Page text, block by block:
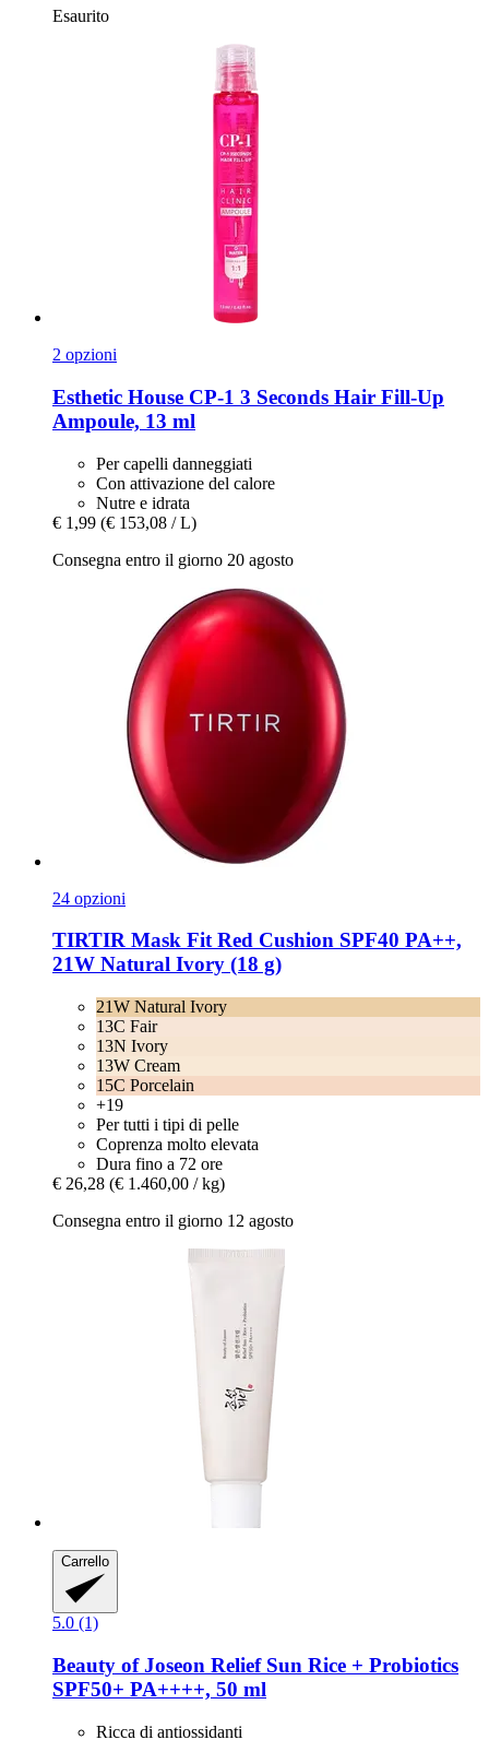
Esaurito
2 opzioni
Esthetic House CP-​1 3 Seconds Hair Fill-​Up
Ampoule, 13 ml
Per capelli danneggiati
Con attivazione del calore
Nutre e idrata
€ 1,99 (€ 153,08 / L)
Consegna entro il giorno 20 agosto
24 opzioni
TIRTIR Mask Fit Red Cushion SPF40 PA++,
21W Natural Ivory (18 g)
21W Natural Ivory
13C Fair
13N Ivory
13W Cream
15C Porcelain
+19
Per tutti i tipi di pelle
Coprenza molto elevata
Dura fino a 72 ore
€ 26,28 (€ 1.460,00 / kg)
Consegna entro il giorno 12 agosto
Carrello
5.0 (1)
Beauty of Joseon Relief Sun Rice + Probiotics
SPF50+ PA++++, 50 ml
Ricca di antiossidanti